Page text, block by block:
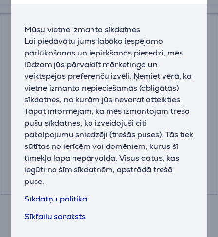
Mūsu vietne izmanto sīkdatnes
Lai piedāvātu jums labāko iespējamo
pārlūkošanas un iepirkšanās pieredzi, mēs
lūdzam jūs pārvaldīt mārketinga un
veiktspējas preferenču izvēli. Ņemiet vērā, ka
vietne izmanto nepieciešamās (obligātās)
sīkdatnes, no kurām jūs nevarat atteikties.
Tāpat informējam, ka mēs izmantojam trešo
pušu sīkdatnes, ko izveidojuši citi
pakalpojumu sniedzēji (trešās puses). Tās tiek
sūtītas no ierīcēm vai domēniem, kurus šī
tīmekļa lapa nepārvalda. Visus datus, kas
iegūti no šīm sīkdatnēm, apstrādā trešā
puse.
Sīkdatņu politika
Sīkfailu saraksts
Hama Easy, melna -
Datorpeles paliktnis
00126858
Cena:
9.99 €
Trust Bigfoot XL, melna
- Datorpeles paliktnis
23728
Cena:
19.99 €